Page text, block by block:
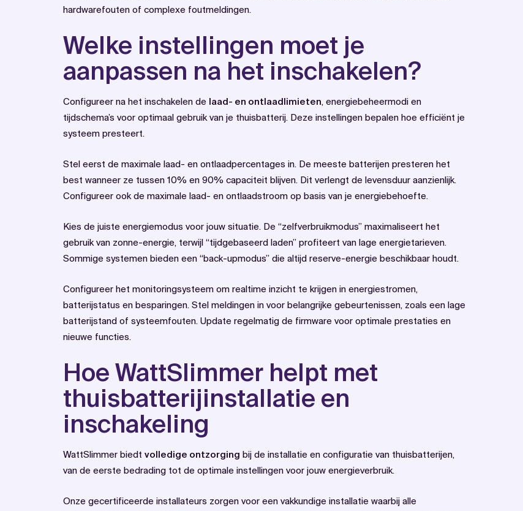
hardwarefouten of complexe foutmeldingen.
Welke instellingen moet je
aanpassen na het inschakelen?
Configureer na het inschakelen de laad- en ontlaadlimieten, energiebeheermodi en
tijdschema’s voor optimaal gebruik van je thuisbatterij. Deze instellingen bepalen hoe efficiënt je
systeem presteert.
Stel eerst de maximale laad- en ontlaadpercentages in. De meeste batterijen presteren het
best wanneer ze tussen 10% en 90% capaciteit blijven. Dit verlengt de levensduur aanzienlijk.
Configureer ook de maximale laad- en ontlaadstroom op basis van je energiebehoefte.
Kies de juiste energiemodus voor jouw situatie. De “zelfverbruikmodus” maximaliseert het
gebruik van zonne-energie, terwijl “tijdgebaseerd laden” profiteert van lage energietarieven.
Sommige systemen bieden een “back-upmodus” die altijd reserve-energie beschikbaar houdt.
Configureer het monitoringsysteem om realtime inzicht te krijgen in energiestromen,
batterijstatus en besparingen. Stel meldingen in voor belangrijke gebeurtenissen, zoals een lage
batterijstand of systeemfouten. Update regelmatig de firmware voor optimale prestaties en
nieuwe functies.
Hoe WattSlimmer helpt met
thuisbatterijinstallatie en
inschakeling
WattSlimmer biedt volledige ontzorging bij de installatie en configuratie van thuisbatterijen,
van de eerste bedrading tot de optimale instellingen voor jouw energieverbruik.
Onze gecertificeerde installateurs zorgen voor een vakkundige installatie waarbij alle